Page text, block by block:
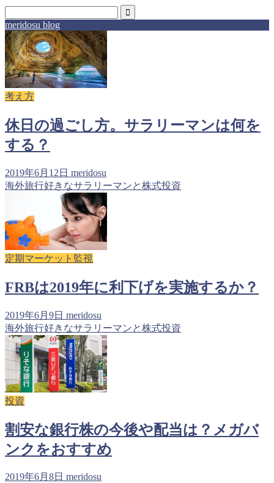
meridosu blog
考え方
休日の過ごし方。サラリーマンは何を
する？
2019年6月12日 meridosu
海外旅行好きなサラリーマンと株式投資
定期マーケット監視
FRBは2019年に利下げを実施するか？
2019年6月9日 meridosu
海外旅行好きなサラリーマンと株式投資
投資
割安な銀行株の今後や配当は？メガバ
ンクをおすすめ
2019年6月8日 meridosu